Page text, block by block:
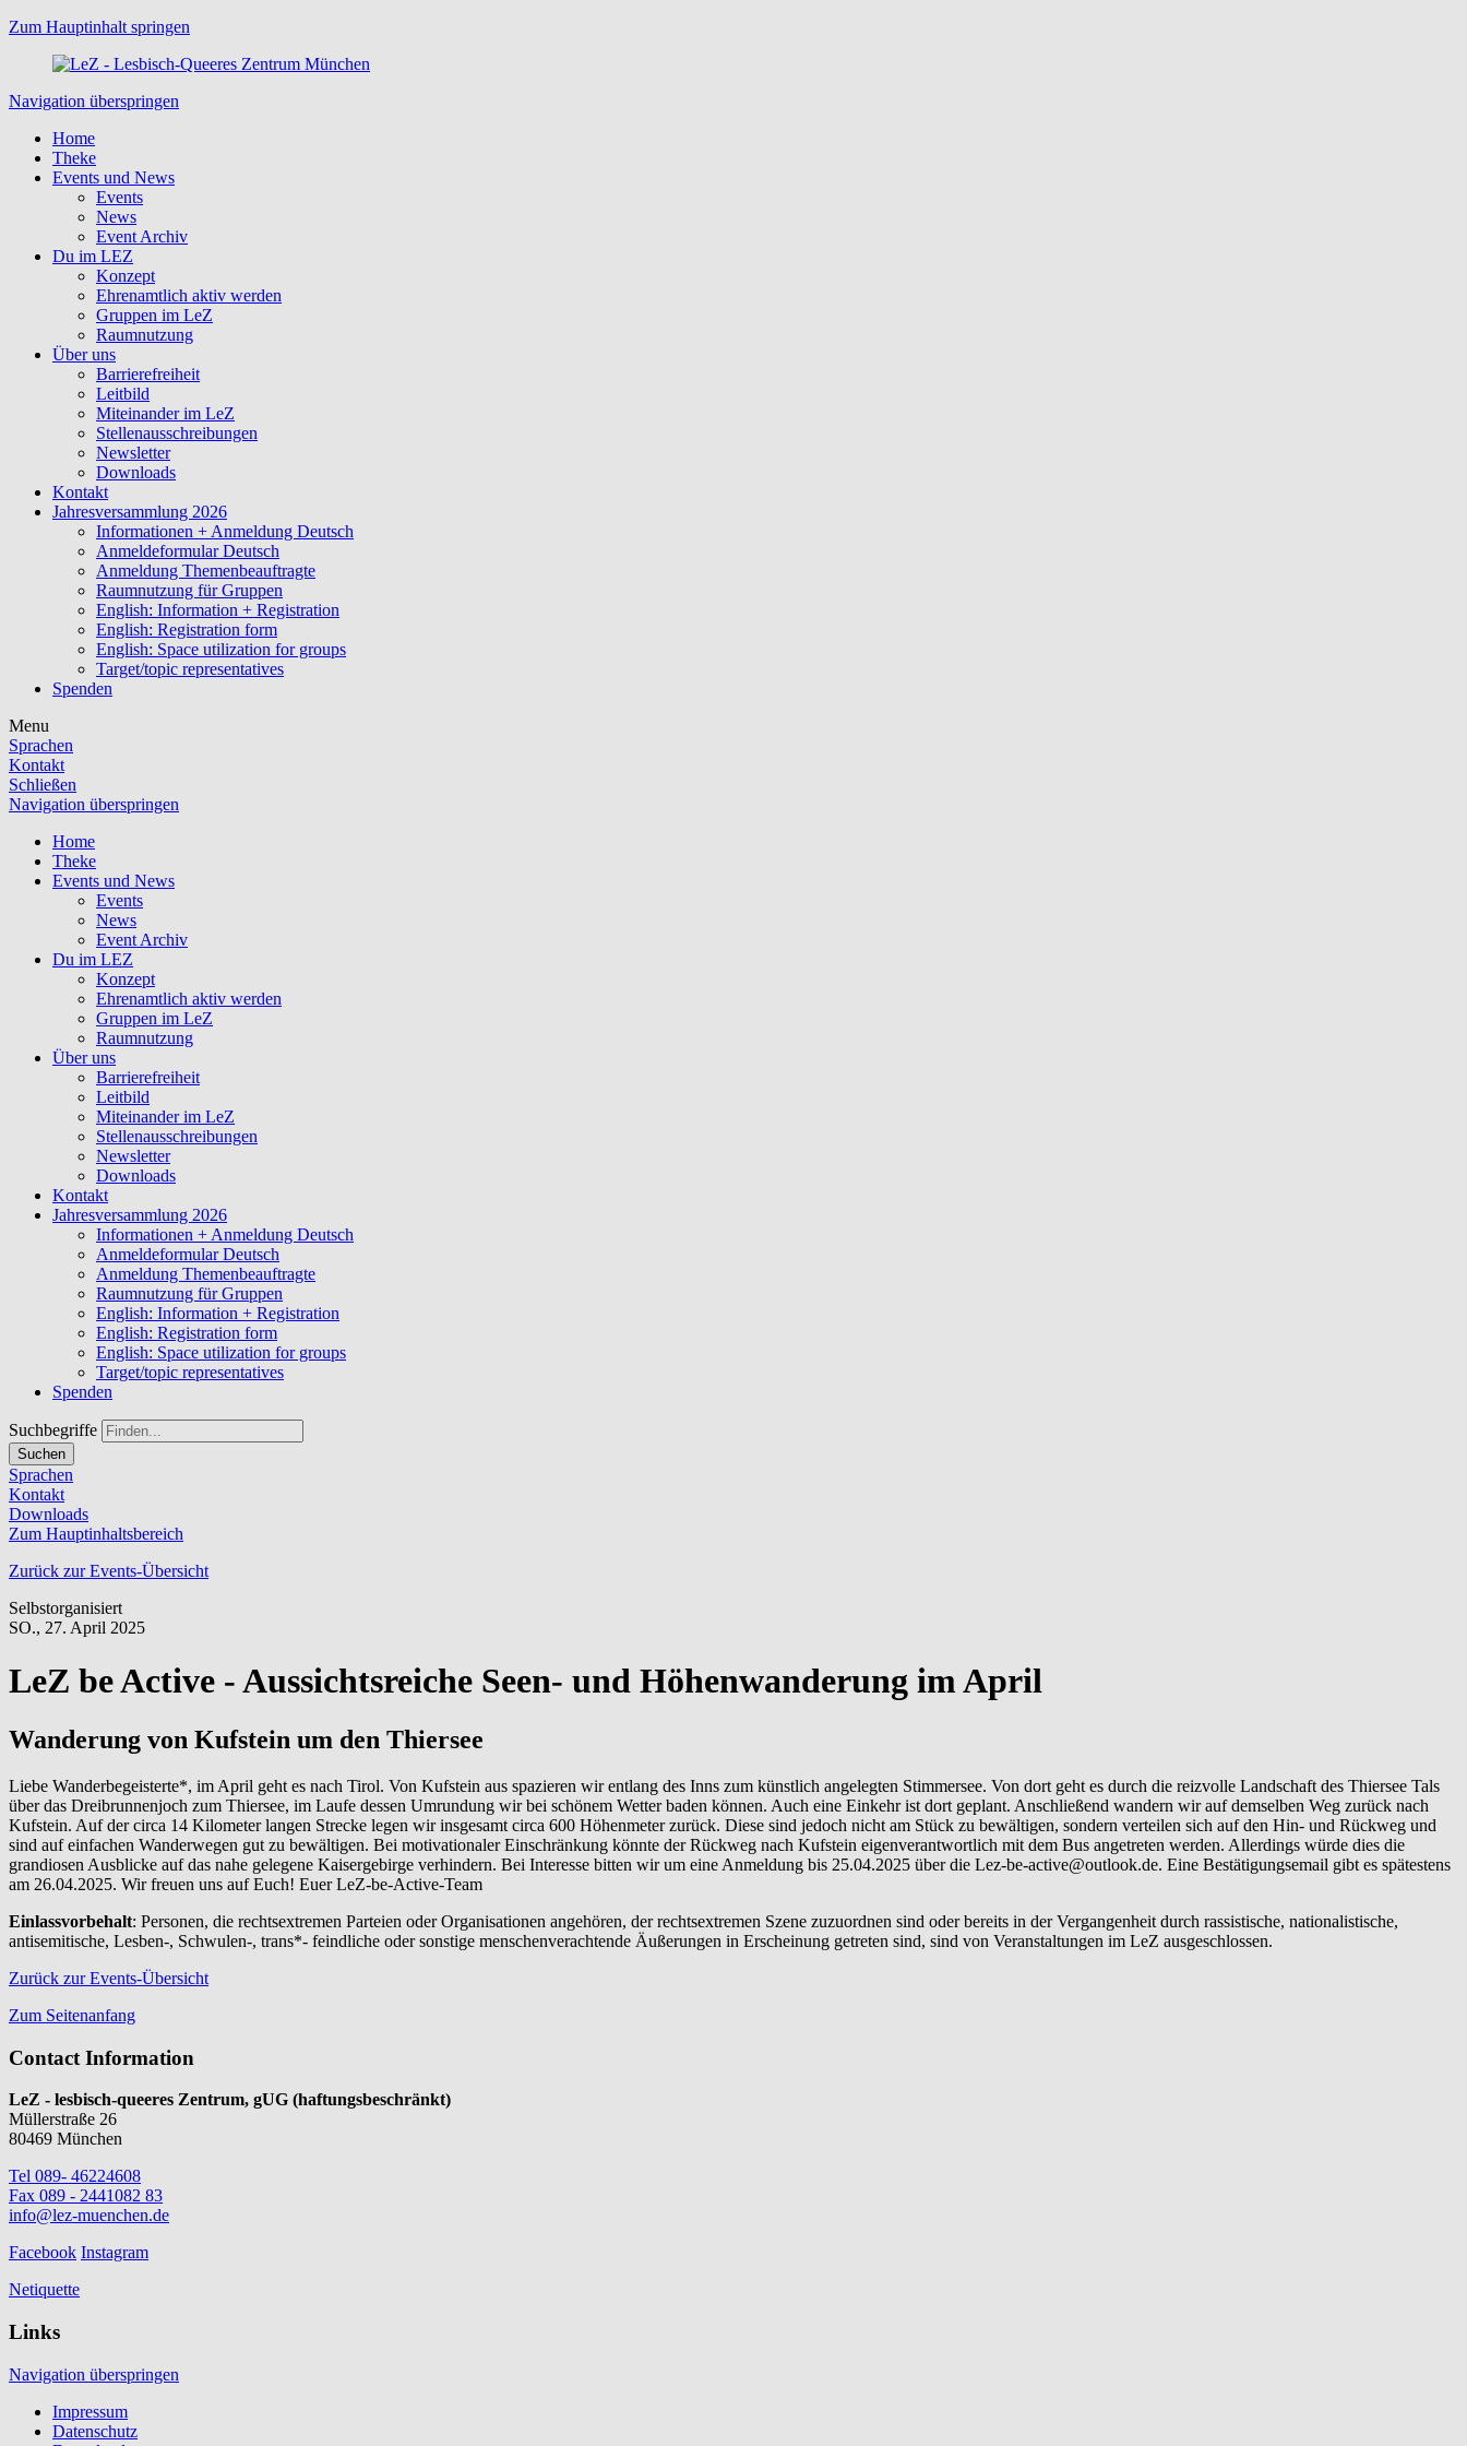
Zum Hauptinhalt springen
Navigation überspringen
Home
Theke
Events und News
Events
News
Event Archiv
Du im LEZ
Konzept
Ehrenamtlich aktiv werden
Gruppen im LeZ
Raumnutzung
Über uns
Barrierefreiheit
Leitbild
Miteinander im LeZ
Stellenausschreibungen
Newsletter
Downloads
Kontakt
Jahresversammlung 2026
Informationen + Anmeldung Deutsch
Anmeldeformular Deutsch
Anmeldung Themenbeauftragte
Raumnutzung für Gruppen
English: Information + Registration
English: Registration form
English: Space utilization for groups
Target/topic representatives
Spenden
Menu
Sprachen
Kontakt
Schließen
Navigation überspringen
Home
Theke
Events und News
Events
News
Event Archiv
Du im LEZ
Konzept
Ehrenamtlich aktiv werden
Gruppen im LeZ
Raumnutzung
Über uns
Barrierefreiheit
Leitbild
Miteinander im LeZ
Stellenausschreibungen
Newsletter
Downloads
Kontakt
Jahresversammlung 2026
Informationen + Anmeldung Deutsch
Anmeldeformular Deutsch
Anmeldung Themenbeauftragte
Raumnutzung für Gruppen
English: Information + Registration
English: Registration form
English: Space utilization for groups
Target/topic representatives
Spenden
Suchbegriffe
Suchen
Sprachen
Kontakt
Downloads
Zum Hauptinhaltsbereich
Zurück zur Events-Übersicht
Selbstorganisiert
SO., 27. April 2025
LeZ be Active - Aussichtsreiche Seen- und Höhenwanderung im April
Wanderung von Kufstein um den Thiersee
Liebe Wanderbegeisterte*, im April geht es nach Tirol. Von Kufstein aus spazieren wir entlang des Inns zum künstlich angelegten Stimmersee. Von dort geht es durch die reizvolle Landschaft des Thiersee Tals
über das Dreibrunnenjoch zum Thiersee, im Laufe dessen Umrundung wir bei schönem Wetter baden können. Auch eine Einkehr ist dort geplant. Anschließend wandern wir auf demselben Weg zurück nach
Kufstein. Auf der circa 14 Kilometer langen Strecke legen wir insgesamt circa 600 Höhenmeter zurück. Diese sind jedoch nicht am Stück zu bewältigen, sondern verteilen sich auf den Hin- und Rückweg und
sind auf einfachen Wanderwegen gut zu bewältigen. Bei motivationaler Einschränkung könnte der Rückweg nach Kufstein eigenverantwortlich mit dem Bus angetreten werden. Allerdings würde dies die
grandiosen Ausblicke auf das nahe gelegene Kaisergebirge verhindern. Bei Interesse bitten wir um eine Anmeldung bis 25.04.2025 über die Lez-be-active@outlook.de. Eine Bestätigungsemail gibt es spätestens
am 26.04.2025. Wir freuen uns auf Euch! Euer LeZ-be-Active-Team
Einlassvorbehalt: Personen, die rechtsextremen Parteien oder Organisationen angehören, der rechtsextremen Szene zuzuordnen sind oder bereits in der Vergangenheit durch rassistische, nationalistische,
antisemitische, Lesben-, Schwulen-, trans*- feindliche oder sonstige menschenverachtende Äußerungen in Erscheinung getreten sind, sind von Veranstaltungen im LeZ ausgeschlossen.
Zurück zur Events-Übersicht
Zum Seitenanfang
Contact Information
LeZ - lesbisch-queeres Zentrum, gUG (haftungsbeschränkt)
Müllerstraße 26
80469 München
Tel 089- 46224608
Fax 089 - 2441082 83
info@lez-muenchen.de
Facebook Instagram
Netiquette
Links
Navigation überspringen
Impressum
Datenschutz